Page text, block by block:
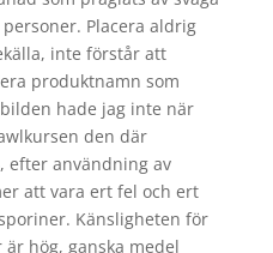
Placera aldrig
inte förstår att
produktnamn som
hade jag inte när
den där
efter användning av
att vara ert fel och ert
Känsligheten för
hög, ganska medel